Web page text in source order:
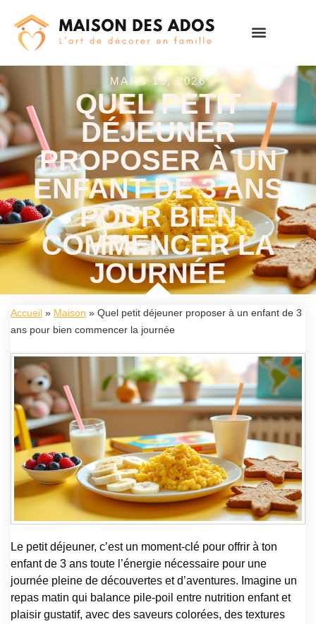
MARS 15, 2026
QUEL PETIT
DÉJEUNER
PROPOSER À UN
ENFANT DE 3 ANS
POUR BIEN
COMMENCER LA
JOURNÉE
Accueil » Maison » Quel petit déjeuner proposer à un enfant de 3
ans pour bien commencer la journée
Le petit déjeuner, c’est un moment-clé pour offrir à ton
enfant de 3 ans toute l’énergie nécessaire pour une
journée pleine de découvertes et d’aventures. Imagine un
repas matin qui balance pile-poil entre nutrition enfant et
plaisir gustatif, avec des saveurs colorées, des textures